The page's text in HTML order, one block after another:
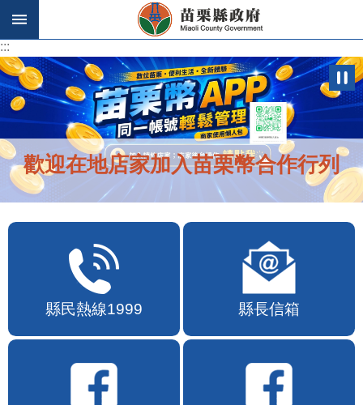
跳到主要內容區塊
:::
:::
歡迎在地店家加入苗栗幣合作行列
縣民熱線1999 縣長信箱